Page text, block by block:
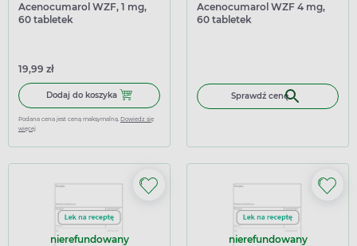
Acenocumarol WZF, 1 mg,
60 tabletek
19,99 zł
Dodaj do koszyka Dodaj do koszyka Acenocumarol WZF, 1 mg, 60 tabletek
Podana cena jest ceną maksymalną. Dowiedz się
więcej
Acenocumarol WZF 4 mg,
60 tabletek
Sprawdź cenę
nierefundowany nierefundowany